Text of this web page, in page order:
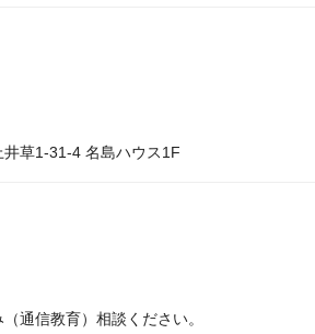
草1-31-4 名島ハウス1F
通信教育）相談ください。